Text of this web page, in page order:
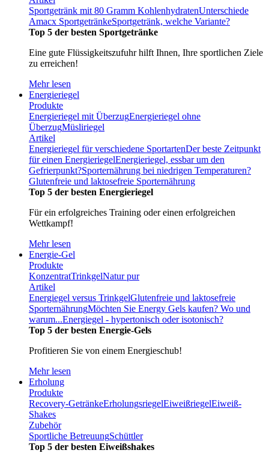
Sportgetränk mit 80 Gramm KohlenhydratenUnterschiede
Amacx SportgetränkeSportgetränk, welche Variante?
Top 5 der besten Sportgetränke
Eine gute Flüssigkeitszufuhr hilft Ihnen, Ihre sportlichen Ziele
zu erreichen!
Mehr lesen
Energieriegel
Produkte
Energieriegel mit ÜberzugEnergieriegel ohne
ÜberzugMüsliriegel
Artikel
Energieriegel für verschiedene SportartenDer beste Zeitpunkt
für einen EnergieriegelEnergieriegel, essbar um den
Gefrierpunkt?Sporternährung bei niedrigen Temperaturen?
Glutenfreie und laktosefreie Sporternährung
Top 5 der besten Energieriegel
Für ein erfolgreiches Training oder einen erfolgreichen
Wettkampf!
Mehr lesen
Energie-Gel
Produkte
KonzentratTrinkgelNatur pur
Artikel
Energiegel versus TrinkgelGlutenfreie und laktosefreie
SporternährungMöchten Sie Energy Gels kaufen? Wo und
warum...Energiegel - hypertonisch oder isotonisch?
Top 5 der besten Energie-Gels
Profitieren Sie von einem Energieschub!
Mehr lesen
Erholung
Produkte
Recovery-GetränkeErholungsriegelEiweißriegelEiweiß-
Shakes
Zubehör
Sportliche BetreuungSchüttler
Top 5 der besten Eiweißshakes